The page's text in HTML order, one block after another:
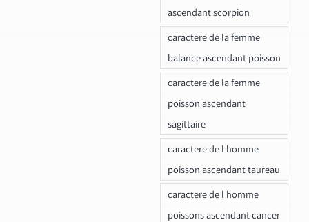
ascendant scorpion
caractere de la femme
balance ascendant poisson
caractere de la femme
poisson ascendant
sagittaire
caractere de l homme
poisson ascendant taureau
caractere de l homme
poissons ascendant cancer